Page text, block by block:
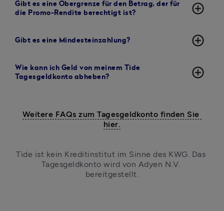
Gibt es eine Obergrenze für den Betrag, der für
die Promo-Rendite berechtigt ist?
add_circle_outline
Gibt es eine Mindesteinzahlung? add_circle_outline
Wie kann ich Geld von meinem Tide
Tagesgeldkonto abheben?
add_circle_outline
Weitere FAQs zum Tagesgeldkonto finden Sie
hier.
Tide ist kein Kreditinstitut im Sinne des KWG. Das
Tagesgeldkonto wird von Adyen N.V.
bereitgestellt.